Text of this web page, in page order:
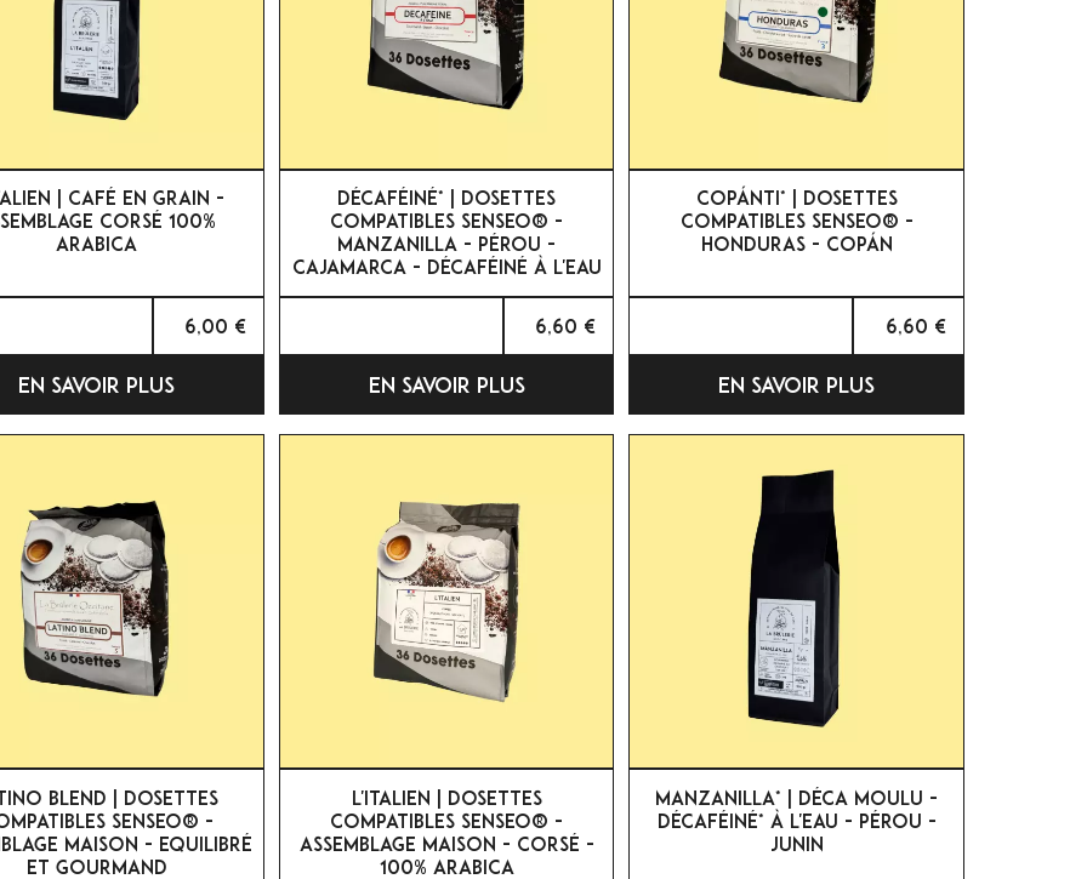
APERÇU RAPIDE
| CAFÉ EN GRAIN -
CORSÉ 100%
ARABICA
6,00 €
EN SAVOIR PLUS
APERÇU RAPIDE
DÉCAFÉINÉ* | DOSETTES
COMPATIBLES SENSEO® -
MANZANILLA - PÉROU -
CAJAMARCA - DÉCAFÉINÉ À L'EAU
6,60 €
EN SAVOIR PLUS
APERÇU RAPIDE
COPÁNTI* | DOSETTES
COMPATIBLES SENSEO® -
HONDURAS - COPÁN
6,60 €
EN SAVOIR PLUS
 APERÇU RAPIDE
BLEND | DOSETTES
SENSEO® -
MAISON - EQUILIBRÉ
ET GOURMAND
 APERÇU RAPIDE
L'ITALIEN | DOSETTES
COMPATIBLES SENSEO® -
ASSEMBLAGE MAISON - CORSÉ -
100% ARABICA
APERÇU RAPIDE
MANZANILLA* | DÉCA MOULU -
DÉCAFÉINÉ* À L'EAU - PÉROU -
JUNIN